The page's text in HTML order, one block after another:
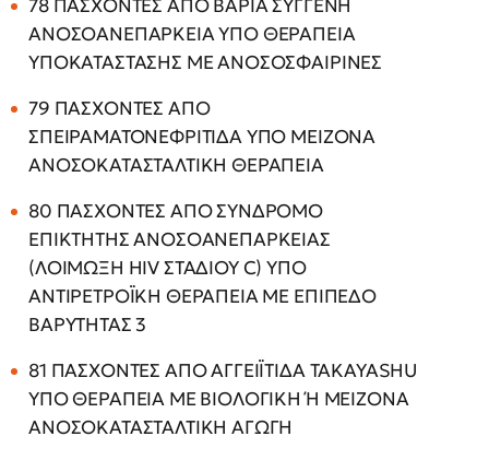
78 ΠΑΣΧΟΝΤΕΣ ΑΠΟ ΒΑΡΙΑ ΣΥΓΓΕΝΗ
ΑΝΟΣΟΑΝΕΠΑΡΚΕΙΑ ΥΠΟ ΘΕΡΑΠΕΙΑ
ΥΠΟΚΑΤΑΣΤΑΣΗΣ ΜΕ ΑΝΟΣΟΣΦΑΙΡΙΝΕΣ
79 ΠΑΣΧΟΝΤΕΣ ΑΠΟ
ΣΠΕΙΡΑΜΑΤΟΝΕΦΡΙΤΙΔΑ ΥΠΟ ΜΕΙΖΟΝΑ
ΑΝΟΣΟΚΑΤΑΣΤΑΛΤΙΚΗ ΘΕΡΑΠΕΙΑ
80 ΠΑΣΧΟΝΤΕΣ ΑΠΟ ΣΥΝΔΡΟΜΟ
ΕΠΙΚΤΗΤΗΣ ΑΝΟΣΟΑΝΕΠΑΡΚΕΙΑΣ
(ΛΟΙΜΩΞΗ HIV ΣΤΑΔΙΟΥ C) ΥΠΟ
ΑΝΤΙΡΕΤΡΟΪΚΗ ΘΕΡΑΠΕΙΑ ΜΕ ΕΠΙΠΕΔΟ
ΒΑΡΥΤΗΤΑΣ 3
81 ΠΑΣΧΟΝΤΕΣ ΑΠΟ ΑΓΓΕΙΪΤΙΔΑ TAKAYASHU
ΥΠΟ ΘΕΡΑΠΕΙΑ ΜΕ ΒΙΟΛΟΓΙΚΗ Ή ΜΕΙΖΟΝΑ
ΑΝΟΣΟΚΑΤΑΣΤΑΛΤΙΚΗ ΑΓΩΓΗ